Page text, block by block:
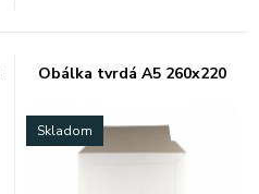
Obálka tvrdá A5 260x220
Skladom